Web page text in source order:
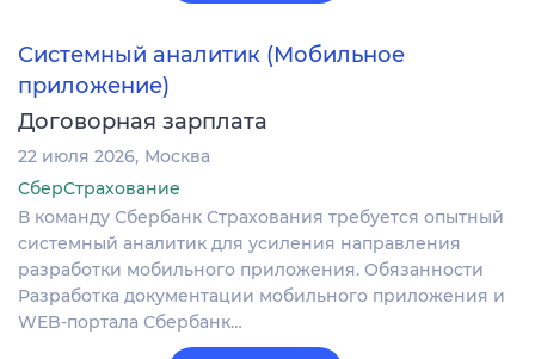
Системный аналитик (Мобильное
приложение)
Договорная зарплата
22 июля 2026 Москва
СберСтрахование
В команду Сбербанк Страхования требуется опытный
системный аналитик для усиления направления
разработки мобильного приложения. Обязанности
Разработка документации мобильного приложения и
WEB-портала Сбербанк…